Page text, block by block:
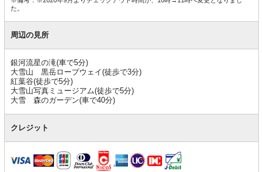
た。
周辺の見所
銀河流星の滝(車で5分)
大雪山 黒岳ロープウェイ(徒歩で3分)
紅葉谷(徒歩で5分)
大雪山写真ミュージアム(徒歩で5分)
大雪 森のガーデン(車で40分)
クレジット